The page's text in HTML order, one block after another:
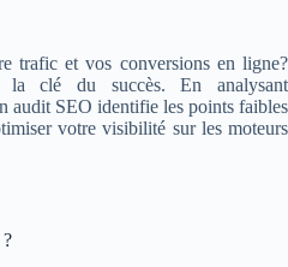
trafic et vos conversions en ligne?
clé du succès. En analysant
audit SEO identifie les points faibles
votre visibilité sur les moteurs